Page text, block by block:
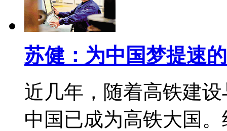
苏健：为中国梦提速
近几年，随着高铁建
中国已成为高铁大国